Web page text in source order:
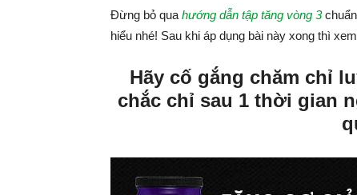
Đừng bỏ qua hướng dẫn tập tăng vòng 3chuẩn
hiểu nhé! Sau khi áp dụng bài này xong thì
Hãy cố gắng chăm chỉ
chắc chỉ sau 1 thời gian